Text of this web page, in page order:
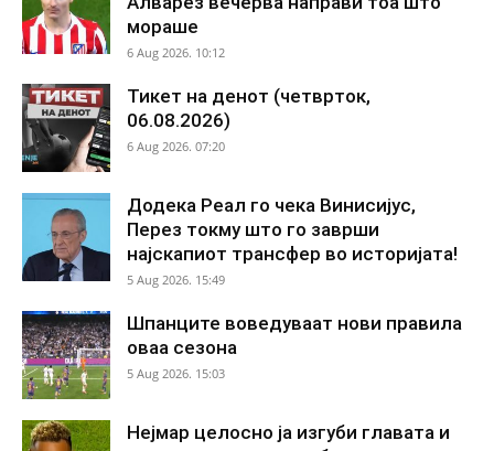
мораше
6 Aug 2026. 10:12
Тикет на денот (четврток,
06.08.2026)
6 Aug 2026. 07:20
Додека Реал го чека Винисијус,
Перез токму што го заврши
најскапиот трансфер во историјата!
5 Aug 2026. 15:49
Шпанците воведуваат нови правила
оваа сезона
5 Aug 2026. 15:03
Нејмар целосно ја изгуби главата и